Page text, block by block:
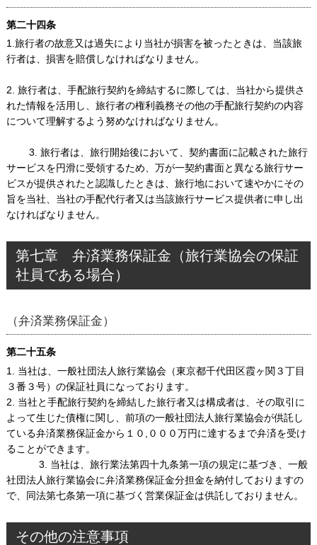
第二十四条
1.旅行者の故意又は過失により当社が損害を被ったときは、当該旅
行者は、損害を賠償しなければなりません。
2. 旅行者は、手配旅行契約を締結するに際しては、当社から提供さ
れた情報を活用し、旅行者の権利義務その他の手配旅行契約の内容
について理解するよう努めなければなりません。
3. 旅行者は、旅行開始後において、契約書面に記載された旅行
サービスを円滑に受領するため、万が一契約書面と異なる旅行サー
ビスが提供されたと認識したときは、旅行地において速やかにその
旨を当社、当社の手配代行者又は当該旅行サービス提供者に申し出
なければなりません。
第七章 弁済業務保証金（旅行業協会の保証
社員である場合）
（弁済業務保証金）
第二十五条
1. 当社は、一般社団法人旅行業協会（東京都千代田区霞ヶ関３丁目
３番３号）の保証社員になっております。
2. 当社と手配旅行契約を締結した旅行者又は構成者は、その取引に
よって生じた債権に関し、前項の一般社団法人旅行業協会が供託し
ている弁済業務保証金から１０,０００万円に達するまで弁済を受け
ることができます。
3. 当社は、旅行業法第四十九条第一項の規定に基づき、一般
社団法人旅行業協会に弁済業務保証金分担金を納付しておりますの
で、同法第七条第一項に基づく営業保証金は供託しておりません。
その他の注意事項